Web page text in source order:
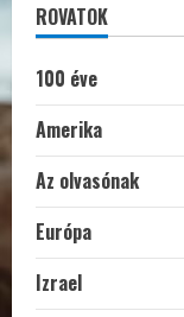
ROVATOK
100 éve
Amerika
Az olvasónak
Európa
Izrael